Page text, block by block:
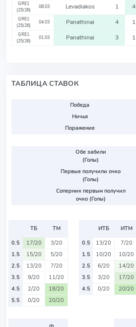
GRE1
(25/26)
08.03 Levadiakos 1 4
GRE1
(25/26)
04.03 Panathinai 4 1
GRE1
(25/26)
01.03 Panathinai 3 1
ТАБЛИЦА СТАВОК
Победа
Ничья
Поражение
Обе забили
(Голы)
Первые получили очко
(Голы)
Соперник первым получил
очко (Голы)
ТБ
ТМ
0.5
17/20
3/20
1.5
15/20
5/20
2.5
13/20
7/20
3.5
9/20
11/20
4.5
2/20
18/20
5.5
0/20 20/20
ИТБ
ИТМ
0.5
13/20
7/20
1.5
10/20
10/20
2.5
6/20
14/20
3.5
3/20
17/20
4.5
0/20 20/20